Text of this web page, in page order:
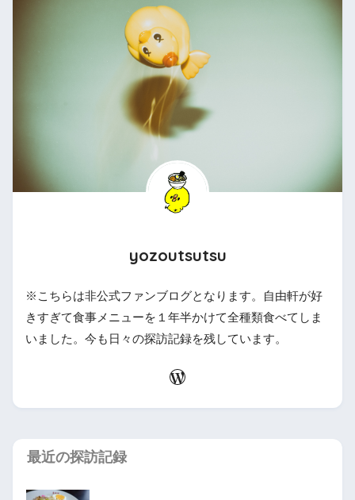
yozoutsutsu
※こちらは非公式ファンブログとなります。自由軒が好
きすぎて食事メニューを１年半かけて全種類食べてしま
いました。今も日々の探訪記録を残しています。
最近の探訪記録